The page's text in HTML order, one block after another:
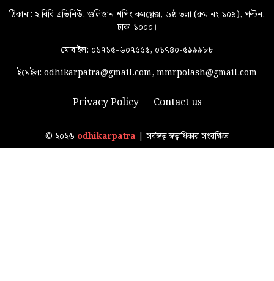
ঠিকানা: ২ বিবি এভিনিউ, গুলিস্তান শপিং কমপ্লেক্স, ৬ষ্ঠ তলা (রুম নং ১০৯), পল্টন,
ঢাকা ১০০০।
মোবাইল: ০১৭১৫-৬০৭৫৫৫, ০১৭৪০-৫৯৯৯৮৮
ইমেইল: odhikarpatra@gmail.com, mmrpolash@gmail.com
Privacy Policy Contact us
© ২০২৬ odhikarpatra | সর্বস্বত্ব স্বত্বাধিকার সংরক্ষিত